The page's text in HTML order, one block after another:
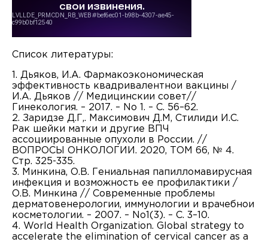
Список литературы:
1. Дьяков, И.А. Фармакоэкономическая
эффективность квадривалентнои‌ вакцины /
И.А. Дьяков // Медицинскии‌ совет//
Гинекология. – 2017. – No 1. – С. 56–62.
2. Заридзе Д.Г,. Максимович Д.М, Стилиди И.С.
Рак шейки матки и другие ВПЧ
ассоциированные опухоли в России. //
ВОПРОСЫ ОНКОЛОГИИ. 2020, ТОМ 66, № 4.
Стр. 325-335.
3. Минкина, О.В. Гениальная папилломавирусная
инфекция и возможность ее‌ профилактики /
О.В. Минкина // Современные проблемы
дерматовенерологии, иммунологии и врачебнои‌
косметологии. – 2007. – No1(3). – С. 3–10.
4. World Health Organization. Global strategy to
accelerate the elimination of cervical cancer as a